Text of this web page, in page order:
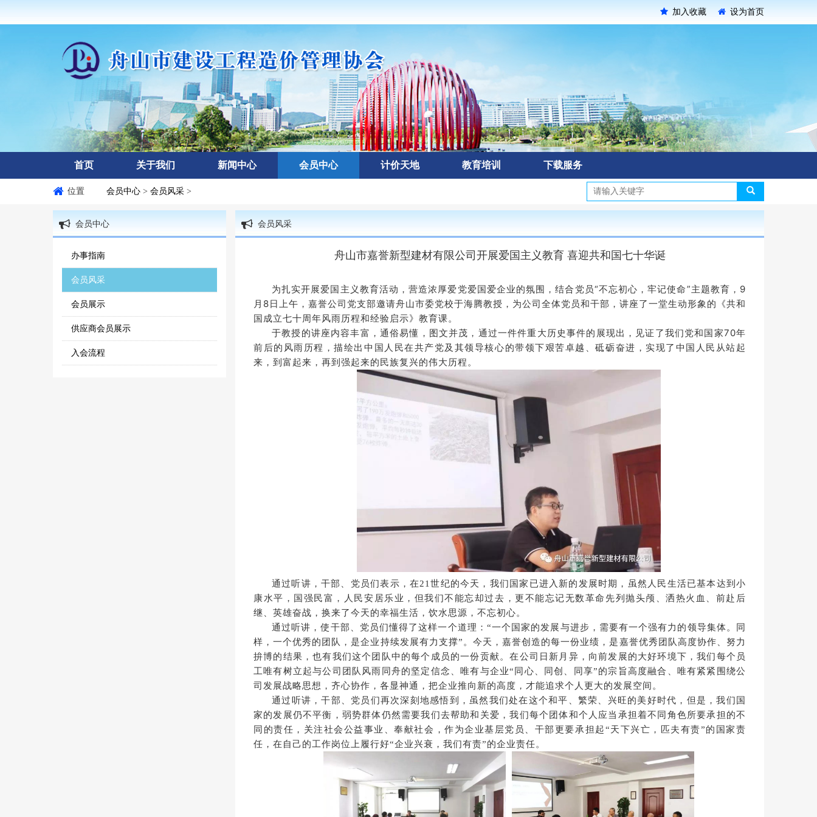
加入收藏 设为首页
首页 关于我们 新闻中心 会员中心 计价天地 教育培训 下载服务
位置 会员中心 > 会员风采 >
会员中心
办事指南
会员风采
会员展示
供应商会员展示
入会流程
会员风采
舟山市嘉誉新型建材有限公司开展爱国主义教育 喜迎共和国七十华诞
为扎实开展爱国主义教育活动，营造浓厚爱党爱国爱企业的氛围，结合党员“不忘初心，牢记使命”主题教育，9
月8日上午，嘉誉公司党支部邀请舟山市委党校于海腾教授，为公司全体党员和干部，讲座了一堂生动形象的《共和
国成立七十周年风雨历程和经验启示》教育课。
于教授的讲座内容丰富，通俗易懂，图文并茂，通过一件件重大历史事件的展现出，见证了我们党和国家70年
前后的风雨历程，描绘出中国人民在共产党及其领导核心的带领下艰苦卓越、砥砺奋进，实现了中国人民从站起
来，到富起来，再到强起来的民族复兴的伟大历程。
通过听讲，干部、党员们表示，在21世纪的今天，我们国家已进入新的发展时期，虽然人民生活已基本达到小
康水平，国强民富，人民安居乐业，但我们不能忘却过去，更不能忘记无数革命先列抛头颅、洒热火血、前赴后
继、英雄奋战，换来了今天的幸福生活，饮水思源，不忘初心。
通过听讲，使干部、党员们懂得了这样一个道理：“一个国家的发展与进步，需要有一个强有力的领导集体。同
样，一个优秀的团队，是企业持续发展有力支撑”。今天，嘉誉创造的每一份业绩，是嘉誉优秀团队高度协作、努力
拚博的结果，也有我们这个团队中的每个成员的一份贡献。在公司日新月异，向前发展的大好环境下，我们每个员
工唯有树立起与公司团队风雨同舟的坚定信念、唯有与企业“同心、同创、同享”的宗旨高度融合、唯有紧紧围绕公
司发展战略思想，齐心协作，各显神通，把企业推向新的高度，才能追求个人更大的发展空间。
通过听讲，干部、党员们再次深刻地感悟到，虽然我们处在这个和平、繁荣、兴旺的美好时代，但是，我们国
家的发展仍不平衡，弱势群体仍然需要我们去帮助和关爱，我们每个团体和个人应当承担着不同角色所要承担的不
同的责任，关注社会公益事业、奉献社会，作为企业基层党员、干部更要承担起“天下兴亡，匹夫有责”的国家责
任，在自己的工作岗位上履行好“企业兴衰，我们有责”的企业责任。